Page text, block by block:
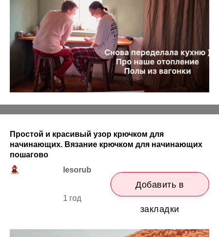
Простой и красивый узор крючком для
начинающих. Вязание крючком для начинающих
пошагово
lesorub
1 год
Добавить в
закладки